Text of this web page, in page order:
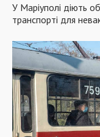
У Маріуполі діють
транспорті для